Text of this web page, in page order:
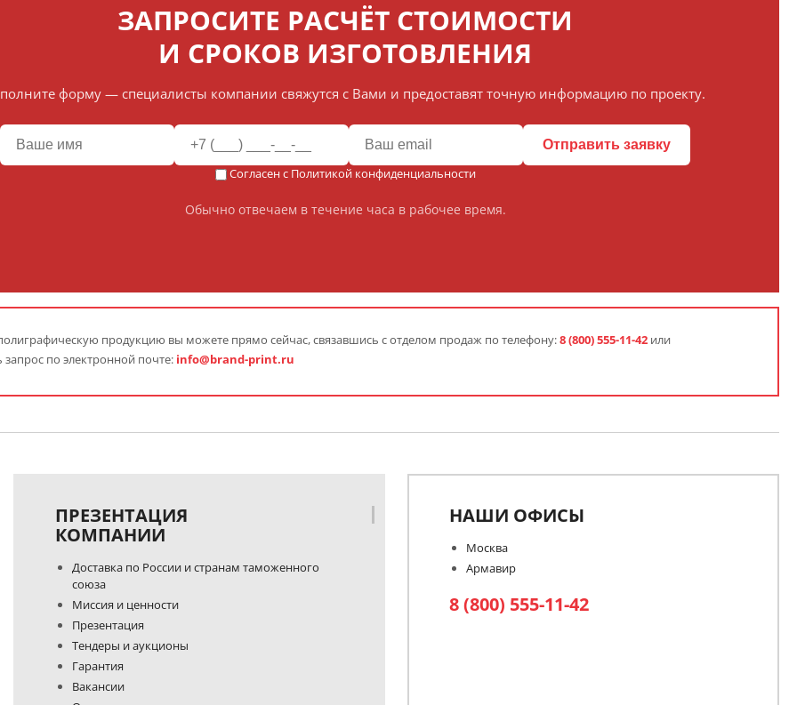
ЗАПРОСИТЕ РАСЧЁТ СТОИМОСТИ
И СРОКОВ ИЗГОТОВЛЕНИЯ
форму — специалисты компании свяжутся с Вами и предоставят точную информацию по проекту.
Отправить заявку
Согласен с Политикой конфиденциальности
Обычно отвечаем в течение часа в рабочее время.
продукцию вы можете прямо сейчас, связавшись с отделом продаж по телефону:8 (800) 555-11-42 или
запрос по электронной почте: info@brand-print.ru
ПРЕЗЕНТАЦИЯ
КОМПАНИИ
Доставка по России и странам таможенного
союза
Миссия и ценности
Презентация
Тендеры и аукционы
Гарантия
Вакансии
НАШИ ОФИСЫ
Москва
Армавир
8 (800) 555-11-42